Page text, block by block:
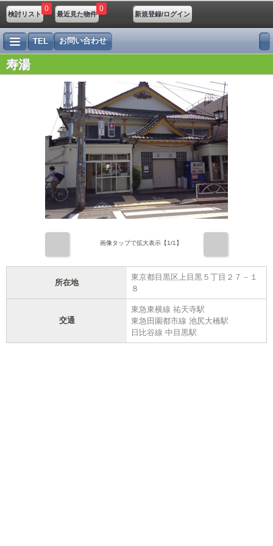
検討リスト
0
最近見た物件
0
新規登録/ログイン
TEL お問い合わせ
寿湯
画像タップで拡大表示【1/1】
所在地
東京都目黒区上目黒５丁目２７－１
８
交通
東急東横線 祐天寺駅
東急田園都市線 池尻大橋駅
日比谷線 中目黒駅